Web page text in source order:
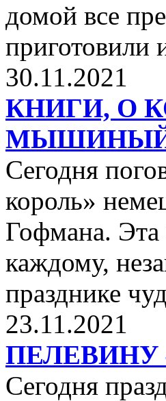
домой все
приготовили
30.11.2021
КНИГИ, О
МЫШИНЫЙ
Сегодня
король»
Гофмана. Эта
каждому,
празднике
23.11.2021
ПЕЛЕВИНУ
Сегодня